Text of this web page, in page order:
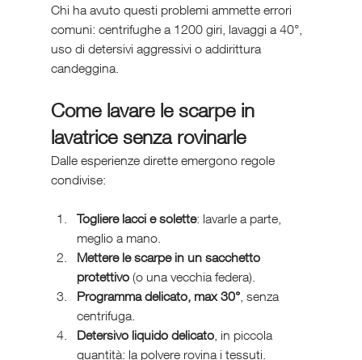
Chi ha avuto questi problemi ammette errori
comuni: centrifughe a 1200 giri, lavaggi a 40°,
uso di detersivi aggressivi o addirittura
candeggina.
Come lavare le scarpe in
lavatrice senza rovinarle
Dalle esperienze dirette emergono regole
condivise:
Togliere lacci e solette: lavarle a parte,
meglio a mano.
Mettere le scarpe in un sacchetto
protettivo (o una vecchia federa).
Programma delicato, max 30°, senza
centrifuga.
Detersivo liquido delicato, in piccola
quantità: la polvere rovina i tessuti.